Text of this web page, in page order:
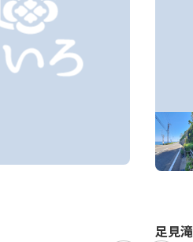
足見